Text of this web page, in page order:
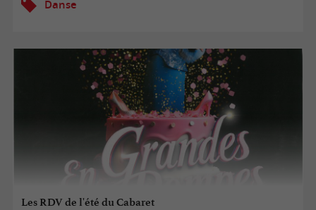
Danse
Les RDV de l'été du Cabaret